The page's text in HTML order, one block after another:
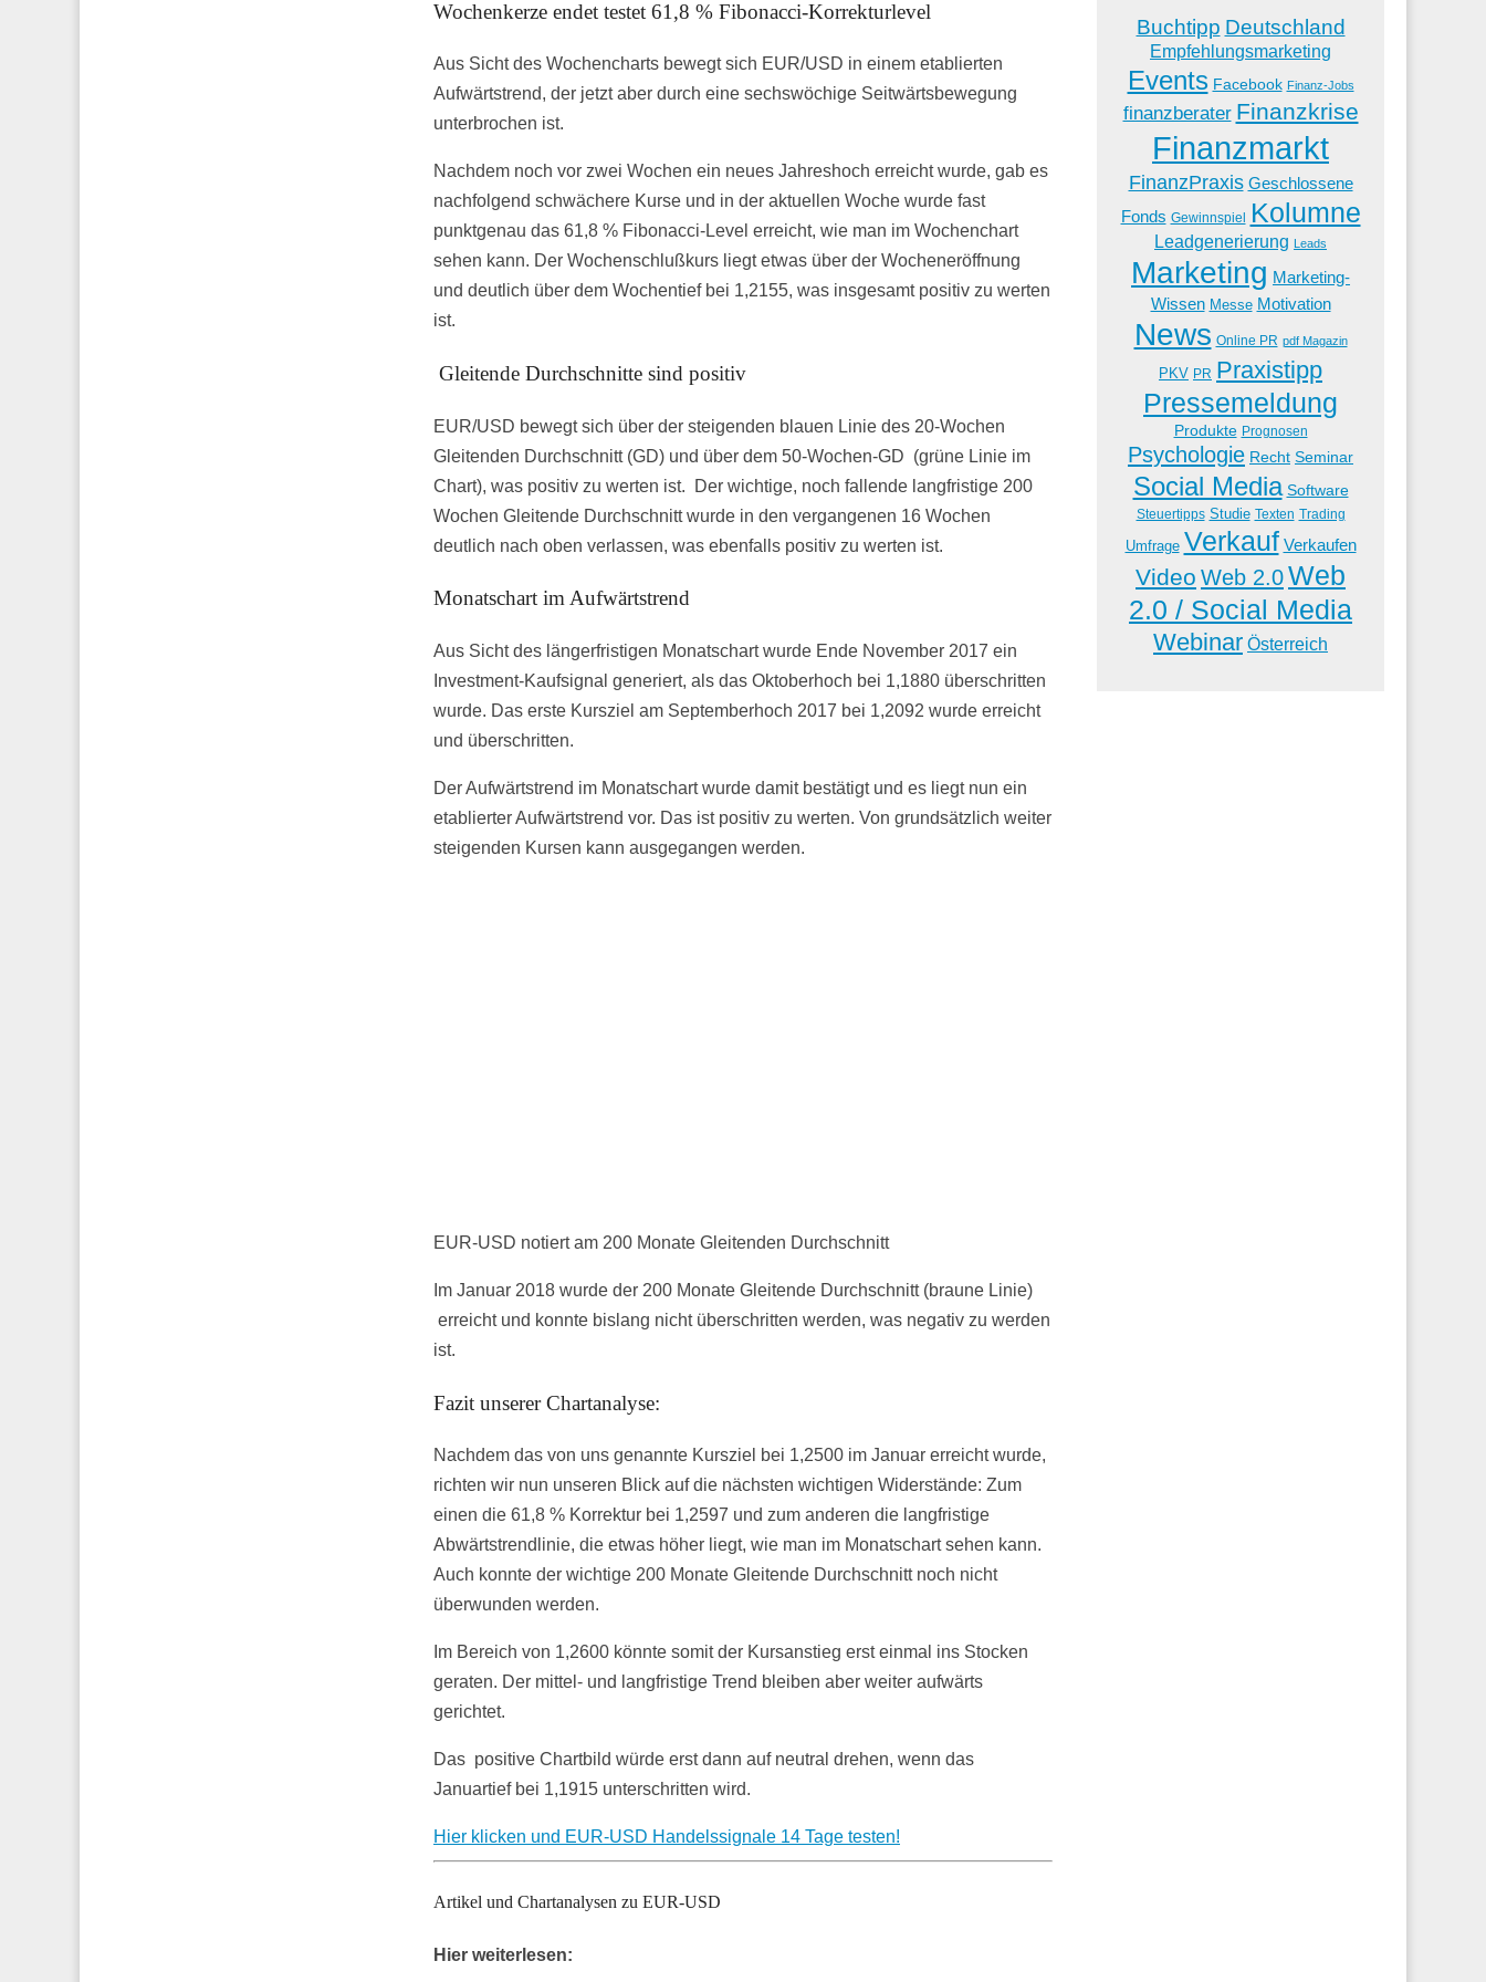
Wochenkerze endet testet 61,8 % Fibonacci-Korrekturlevel
Aus Sicht des Wochencharts bewegt sich EUR/USD in einem etablierten
Aufwärtstrend, der jetzt aber durch eine sechswöchige Seitwärtsbewegung
unterbrochen ist.
Nachdem noch vor zwei Wochen ein neues Jahreshoch erreicht wurde, gab es
nachfolgend schwächere Kurse und in der aktuellen Woche wurde fast
punktgenau das 61,8 % Fibonacci-Level erreicht, wie man im Wochenchart
sehen kann. Der Wochenschlußkurs liegt etwas über der Wocheneröffnung
und deutlich über dem Wochentief bei 1,2155, was insgesamt positiv zu werten
ist.
Gleitende Durchschnitte sind positiv
EUR/USD bewegt sich über der steigenden blauen Linie des 20-Wochen
Gleitenden Durchschnitt (GD) und über dem 50-Wochen-GD (grüne Linie im
Chart), was positiv zu werten ist. Der wichtige, noch fallende langfristige 200
Wochen Gleitende Durchschnitt wurde in den vergangenen 16 Wochen
deutlich nach oben verlassen, was ebenfalls positiv zu werten ist.
Monatschart im Aufwärtstrend
Aus Sicht des längerfristigen Monatschart wurde Ende November 2017 ein
Investment-Kaufsignal generiert, als das Oktoberhoch bei 1,1880 überschritten
wurde. Das erste Kursziel am Septemberhoch 2017 bei 1,2092 wurde erreicht
und überschritten.
Der Aufwärtstrend im Monatschart wurde damit bestätigt und es liegt nun ein
etablierter Aufwärtstrend vor. Das ist positiv zu werten. Von grundsätzlich weiter
steigenden Kursen kann ausgegangen werden.
EUR-USD notiert am 200 Monate Gleitenden Durchschnitt
Im Januar 2018 wurde der 200 Monate Gleitende Durchschnitt (braune Linie)
erreicht und konnte bislang nicht überschritten werden, was negativ zu werden
ist.
Fazit unserer Chartanalyse:
Nachdem das von uns genannte Kursziel bei 1,2500 im Januar erreicht wurde,
richten wir nun unseren Blick auf die nächsten wichtigen Widerstände: Zum
einen die 61,8 % Korrektur bei 1,2597 und zum anderen die langfristige
Abwärtstrendlinie, die etwas höher liegt, wie man im Monatschart sehen kann.
Auch konnte der wichtige 200 Monate Gleitende Durchschnitt noch nicht
überwunden werden.
Im Bereich von 1,2600 könnte somit der Kursanstieg erst einmal ins Stocken
geraten. Der mittel- und langfristige Trend bleiben aber weiter aufwärts
gerichtet.
Das positive Chartbild würde erst dann auf neutral drehen, wenn das
Januartief bei 1,1915 unterschritten wird.
Hier klicken und EUR-USD Handelssignale 14 Tage testen!
Artikel und Chartanalysen zu EUR-USD
Hier weiterlesen:
Buchtipp Deutschland
Empfehlungsmarketing
Events Facebook Finanz-Jobs
finanzberater Finanzkrise
Finanzmarkt
FinanzPraxis Geschlossene
Fonds Gewinnspiel Kolumne
Leadgenerierung Leads
Marketing Marketing-
Wissen Messe Motivation
News Online PR pdf Magazin
PKV PR Praxistipp
Pressemeldung
Produkte Prognosen
Psychologie Recht Seminar
Social Media Software
Steuertipps Studie Texten Trading
Umfrage Verkauf Verkaufen
Video Web 2.0Web
2.0 / Social Media
Webinar Österreich